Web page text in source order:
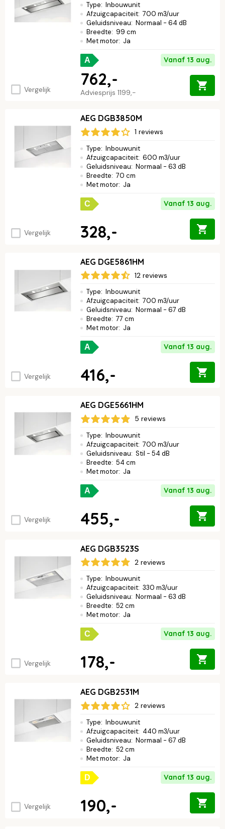
Vergelijk
Type: Inbouwunit
Afzuigcapaciteit: 700 m3/uur
Geluidsniveau: Normaal - 64 dB
Breedte: 99 cm
Met motor: Ja
A Vanaf 13 aug.
Adviesprijs 1199,-
762,-
Vergelijk
AEG DGB3850M
1 reviews
Type: Inbouwunit
Afzuigcapaciteit: 600 m3/uur
Geluidsniveau: Normaal - 63 dB
Breedte: 70 cm
Met motor: Ja
C Vanaf 13 aug.
328,-
Vergelijk
AEG DGE5861HM
12 reviews
Type: Inbouwunit
Afzuigcapaciteit: 700 m3/uur
Geluidsniveau: Normaal - 67 dB
Breedte: 77 cm
Met motor: Ja
A Vanaf 13 aug.
416,-
Vergelijk
AEG DGE5661HM
5 reviews
Type: Inbouwunit
Afzuigcapaciteit: 700 m3/uur
Geluidsniveau: Stil - 54 dB
Breedte: 54 cm
Met motor: Ja
A Vanaf 13 aug.
455,-
Vergelijk
AEG DGB3523S
2 reviews
Type: Inbouwunit
Afzuigcapaciteit: 330 m3/uur
Geluidsniveau: Normaal - 63 dB
Breedte: 52 cm
Met motor: Ja
C Vanaf 13 aug.
178,-
Vergelijk
AEG DGB2531M
2 reviews
Type: Inbouwunit
Afzuigcapaciteit: 440 m3/uur
Geluidsniveau: Normaal - 67 dB
Breedte: 52 cm
Met motor: Ja
D Vanaf 13 aug.
190,-